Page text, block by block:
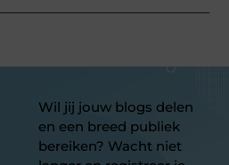
Wil jij jouw blogs delen
en een breed publiek
bereiken? Wacht niet